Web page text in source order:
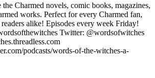
the Charmed novels, comic books, magazines,
works. Perfect for every Charmed fan,
alike! Episodes every week Friday!
Twitter: @wordsofwitches
podcasts/words-of-the-witches-a-